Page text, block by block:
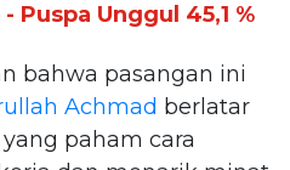
Puspa Unggul 45,1 %
bahwa pasangan ini
Achmad berlatar
paham cara